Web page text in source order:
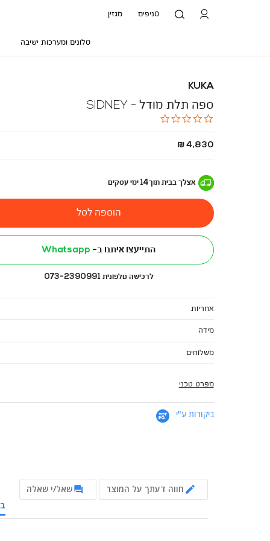
סניפים מגזין
סלונים ומערכות ישיבה
KUKA
ספה תלת מודל - SIDNEY
4,830 ₪
אצלך בבית תוך14 ימי עסקים
הוספה לסל
התייעצו איתנו ב- Whatsapp
לרכישה טלפונית 073-2390991
אחריות
מידה
משלוחים
מפרט טכני
ביקורות ע"י
חווה דעתך על המוצר
שאל/י שאלה